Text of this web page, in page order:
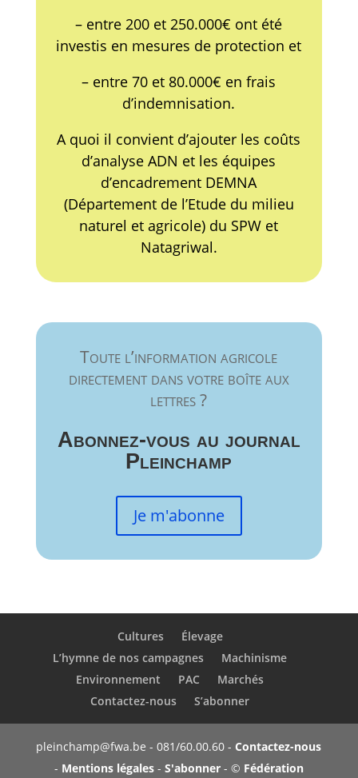
– entre 200 et 250.000€ ont été
investis en mesures de protection et
– entre 70 et 80.000€ en frais
d’indemnisation.
A quoi il convient d’ajouter les coûts
d’analyse ADN et les équipes
d’encadrement DEMNA
(Département de l’Etude du milieu
naturel et agricole) du SPW et
Natagriwal.
Toute l’information agricole
directement dans votre boîte aux
lettres ?
Abonnez-vous au journal
Pleinchamp
Je m'abonne
Cultures
Élevage
L’hymne de nos campagnes
Machinisme
Environnement
PAC
Marchés
Contactez-nous
S’abonner
pleinchamp@fwa.be - 081/60.00.60 - Contactez-nous
- Mentions légales- S'abonner- © Fédération